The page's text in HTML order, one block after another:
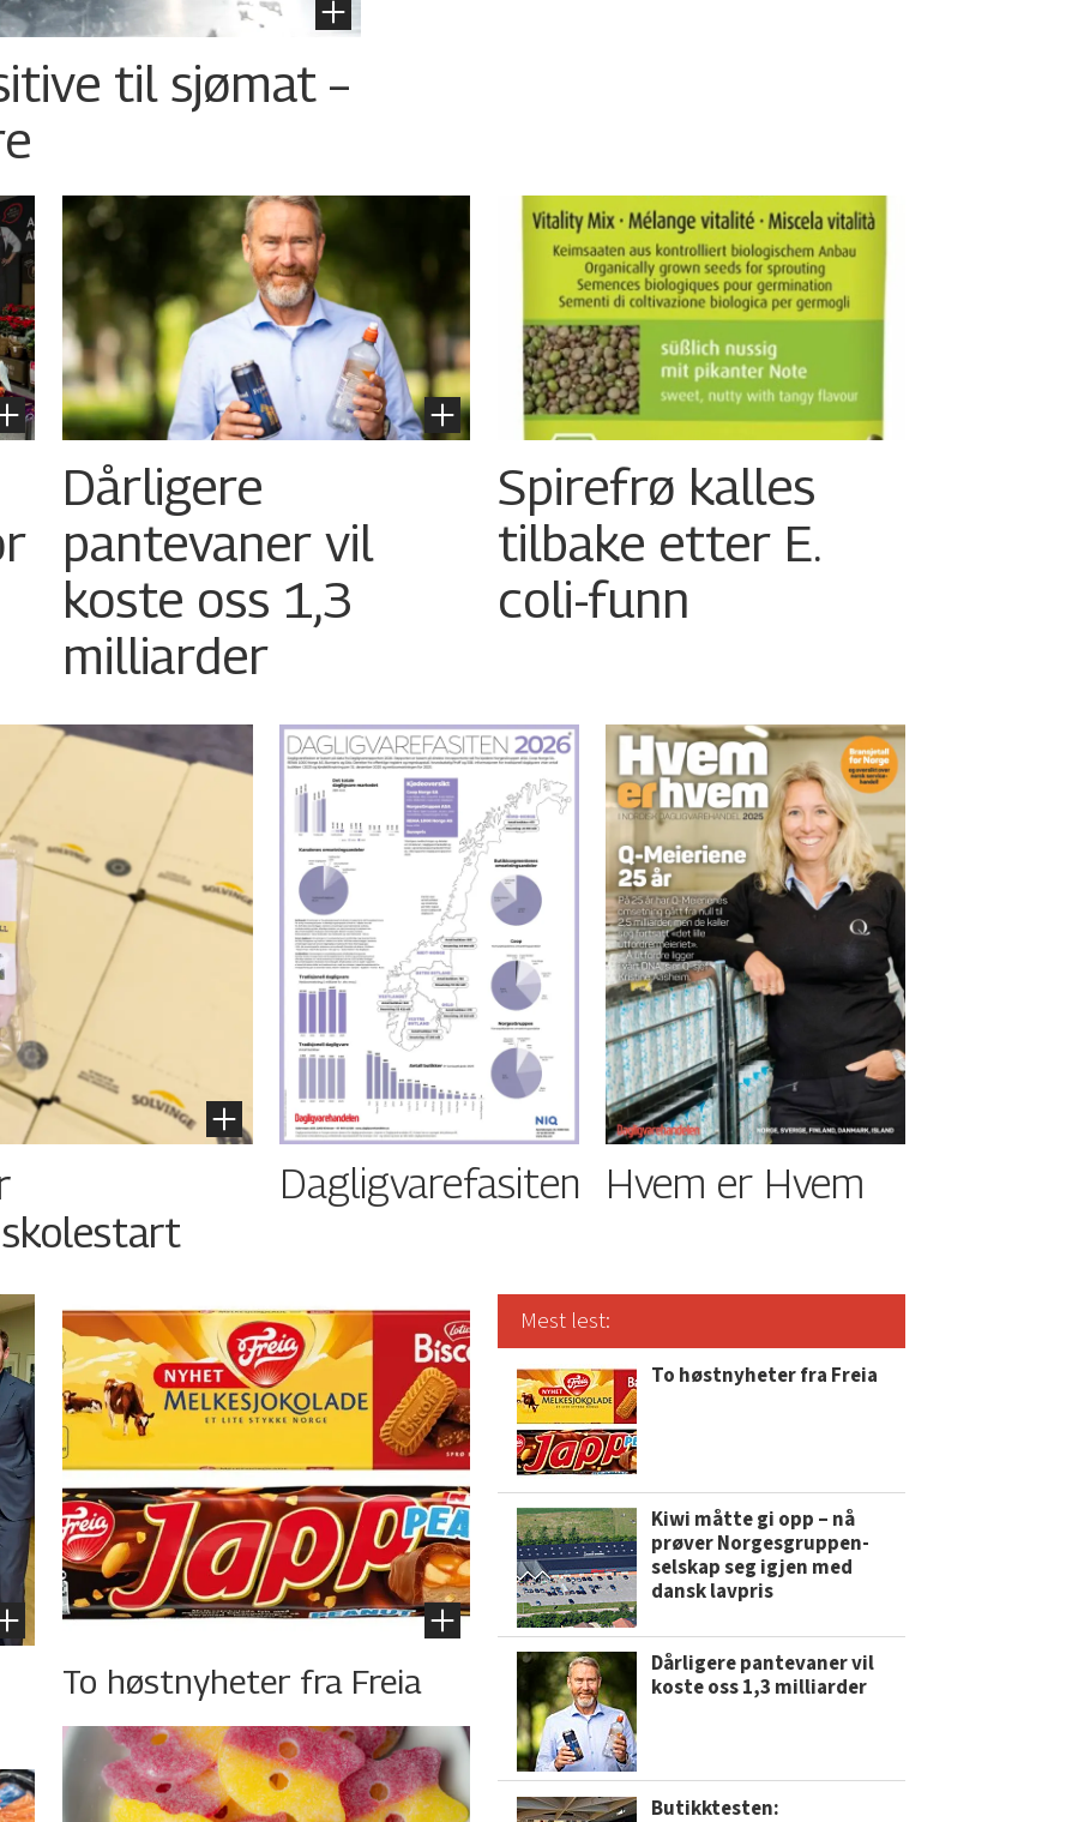
til sjømat –
Dårligere
pantevaner vil
koste oss 1,3
milliarder
Spirefrø kalles
tilbake etter E.
coli-funn
Dagligvarefasiten Hvem er Hvem
To høstnyheter fra Freia
Mest lest:
To høstnyheter fra Freia
Kiwi måtte gi opp – nå
prøver Norgesgruppen-
selskap seg igjen med
dansk lavpris
Dårligere pantevaner vil
koste oss 1,3 milliarder
Butikktesten: